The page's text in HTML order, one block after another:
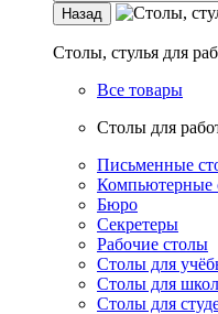
Назад
Столы, стулья для
Все товары
Столы для
Письменные
Компьютерные
Бюро
Секретеры
Рабочие столы
Столы для
Столы для
Столы для